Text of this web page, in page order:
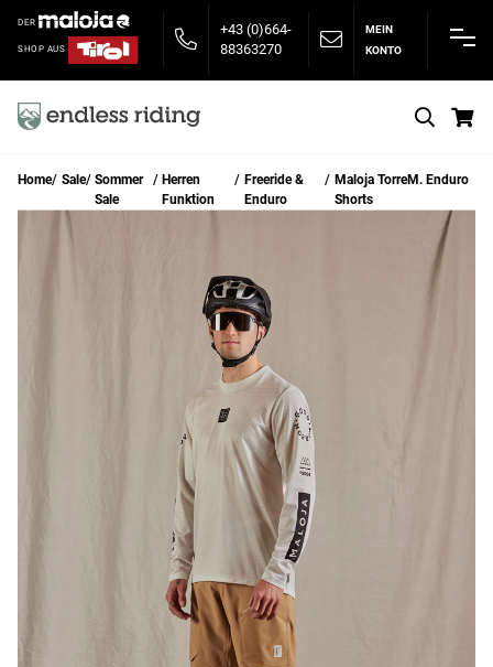
DER
SHOP AUS
+43 (0)664-
88363270
MEIN
KONTO
Home Sale
Sommer
Sale
Herren
Funktion
Freeride &
Enduro
Maloja TorreM. Enduro
Shorts